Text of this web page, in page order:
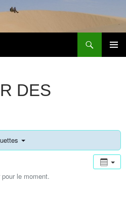
DES
le moment.